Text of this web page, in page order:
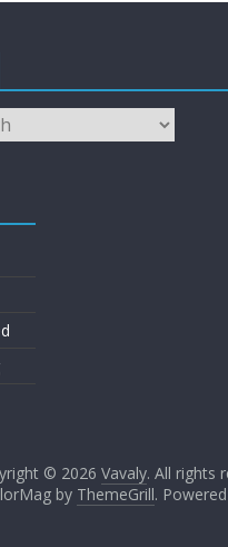
© 2026 Vavaly. All rights
by ThemeGrill.